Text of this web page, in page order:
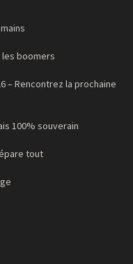
les boomers
– Rencontrez la prochaine
100% souverain
tout